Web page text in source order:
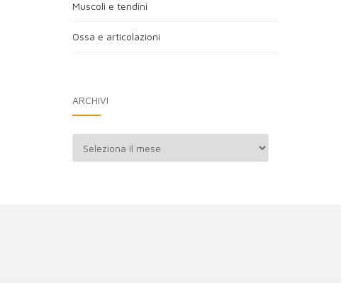
Muscoli e tendini
Ossa e articolazioni
ARCHIVI
Archivi